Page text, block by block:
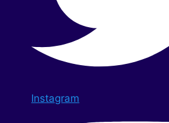
Instagram